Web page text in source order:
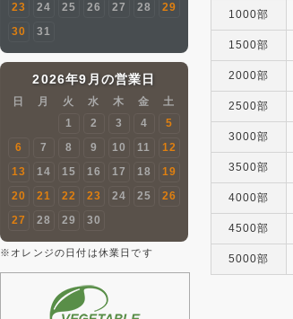
23
24 25 26 27 28
29
30
31
2026年9月の営業日
日 月 火 水 木 金
土
1
2 3 4
5
6
7 8 9 10 11
12
13
14 15 16 17 18
19
20
21 22 23 24 25
26
27
28 29 30
※オレンジの日付は休業日です
1000部
1500部
2000部
2500部
3000部
3500部
4000部
4500部
5000部